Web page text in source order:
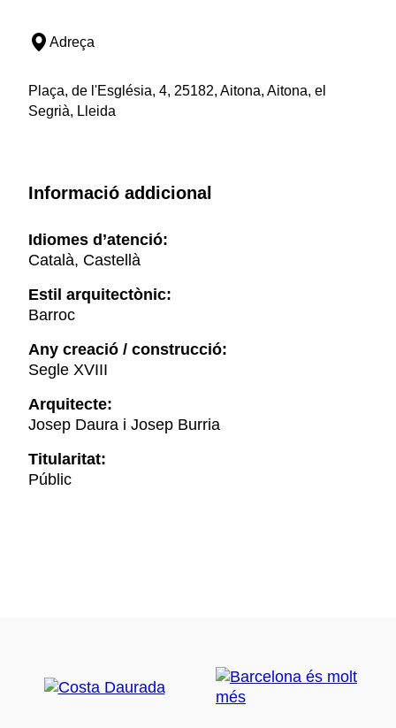
Adreça
Plaça, de l'Església, 4, 25182, Aitona, Aitona, el
Segrià, Lleida
Informació addicional
Idiomes d’atenció:
Català, Castellà
Estil arquitectònic:
Barroc
Any creació / construcció:
Segle XVIII
Arquitecte:
Josep Daura i Josep Burria
Titularitat:
Públic